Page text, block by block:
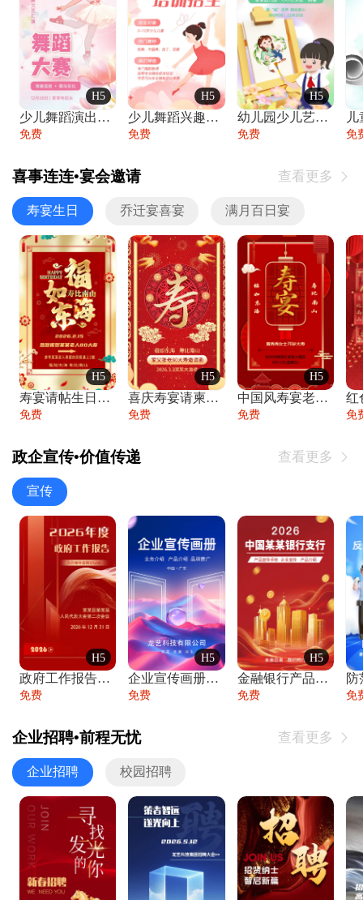
H5
少儿舞蹈演出舞蹈比赛跳舞大赛文艺汇演活动
免费
H5
少儿舞蹈兴趣班艺术培训学校招生宣传
免费
H5
幼儿园少儿艺术展览绘画展摄影作品展美术展
免费 免
喜事连连•宴会邀请 查看更多 
寿宴生日 乔迁宴喜宴 满月百日宴
H5
寿宴请帖生日宴邀请函老人寿星生日快乐祝寿
免费
H5
喜庆寿宴请柬老人生日宴会邀请函请柬过大寿
免费
H5
中国风寿宴老人生日宴会邀请函寿宴请帖请柬
免费 免
政企宣传•价值传递 查看更多 
宣传
H5
政府工作报告政府年终工作总结
免费
H5
企业宣传画册公司简介产品介绍业务宣传手册
免费
H5
金融银行产品宣传手册企业宣传产品介绍
免费
防
免
企业招聘•前程无忧 查看更多 
企业招聘 校园招聘